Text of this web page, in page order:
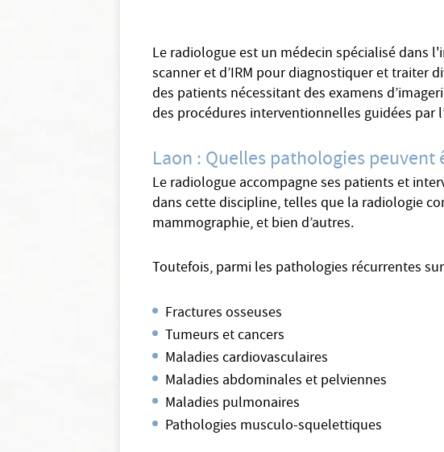
Le radiologue est un médecin spécialisé dans
scanner et d’IRM pour diagnostiquer et traiter
des patients nécessitant des examens
des procédures interventionnelles guidées par
Laon : Quelles pathologies
Le radiologue accompagne ses patients et
dans cette discipline, telles que la radiologie
mammographie, et bien d’autres.
Toutefois, parmi les pathologies récurrentes
Fractures osseuses
Tumeurs et cancers
Maladies cardiovasculaires
Maladies abdominales et pelviennes
Maladies pulmonaires
Pathologies musculo-squelettiques